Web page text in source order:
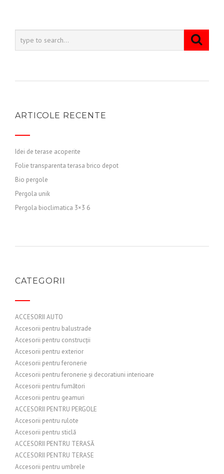
ARTICOLE RECENTE
Idei de terase acoperite
Folie transparenta terasa brico depot
Bio pergole
Pergola unik
Pergola bioclimatica 3×3 6
CATEGORII
ACCESORII AUTO
Accesorii pentru balustrade
Accesorii pentru construcții
Accesorii pentru exterior
Accesorii pentru feronerie
Accesorii pentru feronerie și decoratiuni interioare
Accesorii pentru fumători
Accesorii pentru geamuri
ACCESORII PENTRU PERGOLE
Accesorii pentru rulote
Accesorii pentru sticlă
ACCESORII PENTRU TERASĂ
ACCESORII PENTRU TERASE
Accesorii pentru umbrele